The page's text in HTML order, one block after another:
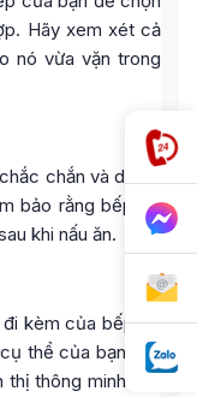
Hãy xem xét cả
nó vừa vặn trong
chắn và dễ vệ
bảo rằng bếp sẽ
khi nấu ăn.
kèm của bếp Âu
thể của bạn như
thông minh hay